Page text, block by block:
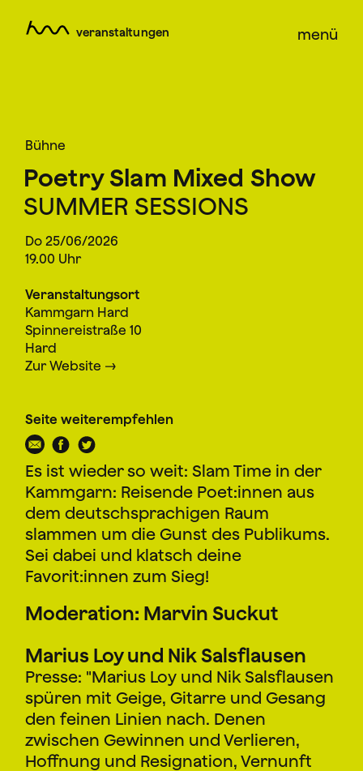
veranstaltungen menü
Bühne
Poetry Slam Mixed Show
SUMMER SESSIONS
Do 25/06/2026
19.00 Uhr
Veranstaltungsort
Kammgarn Hard
Spinnereistraße 10
Hard
Zur Website
Seite weiterempfehlen
Es ist wieder so weit: Slam Time in der
Kammgarn: Reisende Poet:innen aus
dem deutschsprachigen Raum
slammen um die Gunst des Publikums.
Sei dabei und klatsch deine
Favorit:innen zum Sieg!
Moderation: Marvin Suckut
Marius Loy und Nik Salsflausen
Presse: "Marius Loy und Nik Salsflausen
spüren mit Geige, Gitarre und Gesang
den feinen Linien nach. Denen
zwischen Gewinnen und Verlieren,
Hoffnung und Resignation, Vernunft